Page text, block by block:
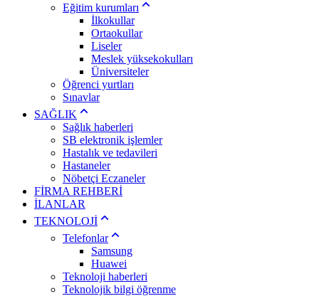
Eğitim kurumları
İlkokullar
Ortaokullar
Liseler
Meslek yüksekokulları
Üniversiteler
Öğrenci yurtları
Sınavlar
SAĞLIK
Sağlık haberleri
SB elektronik işlemler
Hastalık ve tedavileri
Hastaneler
Nöbetçi Eczaneler
FİRMA REHBERİ
İLANLAR
TEKNOLOJİ
Telefonlar
Samsung
Huawei
Teknoloji haberleri
Teknolojik bilgi öğrenme